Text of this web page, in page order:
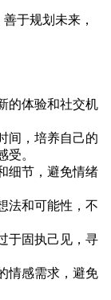
于规划未来，
的体验和社交机
间，培养自己的
受。
细节，避免情绪
法和可能性，不
于固执己见，寻
情感需求，避免